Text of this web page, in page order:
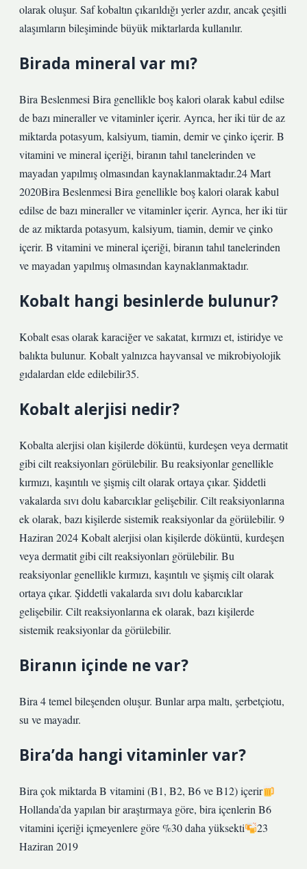
olarak oluşur. Saf kobaltın çıkarıldığı yerler azdır, ancak çeşitli
alaşımların bileşiminde büyük miktarlarda kullanılır.
Birada mineral var mı?
Bira Beslenmesi Bira genellikle boş kalori olarak kabul edilse
de bazı mineraller ve vitaminler içerir. Ayrıca, her iki tür de az
miktarda potasyum, kalsiyum, tiamin, demir ve çinko içerir. B
vitamini ve mineral içeriği, biranın tahıl tanelerinden ve
mayadan yapılmış olmasından kaynaklanmaktadır.24 Mart
2020Bira Beslenmesi Bira genellikle boş kalori olarak kabul
edilse de bazı mineraller ve vitaminler içerir. Ayrıca, her iki tür
de az miktarda potasyum, kalsiyum, tiamin, demir ve çinko
içerir. B vitamini ve mineral içeriği, biranın tahıl tanelerinden
ve mayadan yapılmış olmasından kaynaklanmaktadır.
Kobalt hangi besinlerde bulunur?
Kobalt esas olarak karaciğer ve sakatat, kırmızı et, istiridye ve
balıkta bulunur. Kobalt yalnızca hayvansal ve mikrobiyolojik
gıdalardan elde edilebilir35.
Kobalt alerjisi nedir?
Kobalta alerjisi olan kişilerde döküntü, kurdeşen veya dermatit
gibi cilt reaksiyonları görülebilir. Bu reaksiyonlar genellikle
kırmızı, kaşıntılı ve şişmiş cilt olarak ortaya çıkar. Şiddetli
vakalarda sıvı dolu kabarcıklar gelişebilir. Cilt reaksiyonlarına
ek olarak, bazı kişilerde sistemik reaksiyonlar da görülebilir. 9
Haziran 2024 Kobalt alerjisi olan kişilerde döküntü, kurdeşen
veya dermatit gibi cilt reaksiyonları görülebilir. Bu
reaksiyonlar genellikle kırmızı, kaşıntılı ve şişmiş cilt olarak
ortaya çıkar. Şiddetli vakalarda sıvı dolu kabarcıklar
gelişebilir. Cilt reaksiyonlarına ek olarak, bazı kişilerde
sistemik reaksiyonlar da görülebilir.
Biranın içinde ne var?
Bira 4 temel bileşenden oluşur. Bunlar arpa maltı, şerbetçiotu,
su ve mayadır.
Bira’da hangi vitaminler var?
Bira çok miktarda B vitamini (B1, B2, B6 ve B12) içerir
Hollanda’da yapılan bir araştırmaya göre, bira içenlerin B6
vitamini içeriği içmeyenlere göre %30 daha yüksekti
23
Haziran 2019